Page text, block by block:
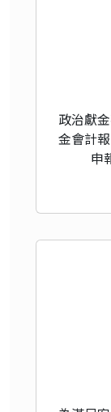
政治獻
金會計
申